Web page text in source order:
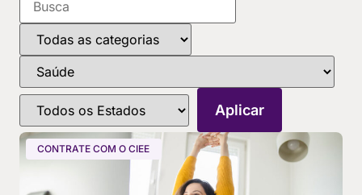
CONTRATE COM O CIEE